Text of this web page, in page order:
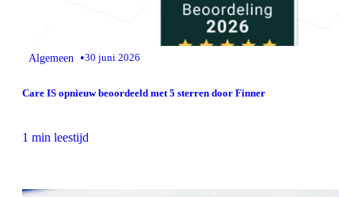
Algemeen •30 juni 2026
Care IS opnieuw beoordeeld met 5 sterren door Finner
1 min leestijd